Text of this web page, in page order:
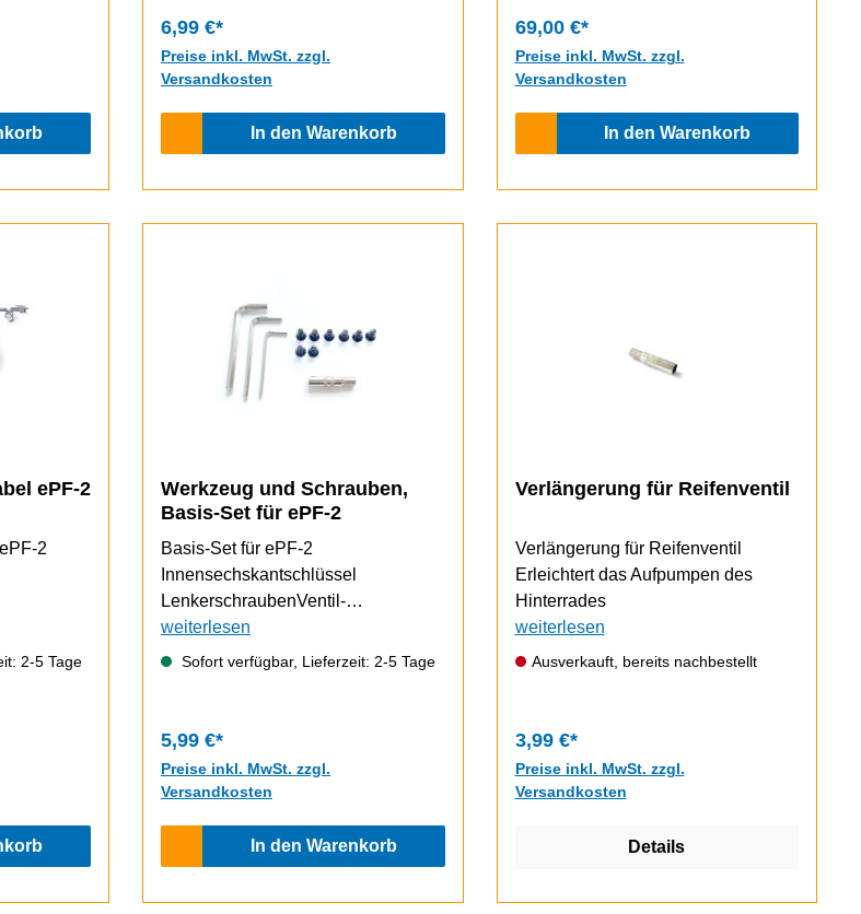
6,99 €*
Preise inkl. MwSt. zzgl.
Versandkosten
In den Warenkorb
69,00 €*
Preise inkl. MwSt. zzgl.
Versandkosten
In den Warenkorb
ePF-2
ePF-2
2-5 Tage
Werkzeug und Schrauben,
Basis-Set für ePF-2
Basis-Set für ePF-2
Innensechskantschlüssel
LenkerschraubenVentil-
Verlängerung
weiterlesen
Sofort verfügbar, Lieferzeit: 2-5 Tage
5,99 €*
Preise inkl. MwSt. zzgl.
Versandkosten
In den Warenkorb
Verlängerung für Reifenventil
Verlängerung für Reifenventil
Erleichtert das Aufpumpen des
Hinterrades
weiterlesen
Ausverkauft, bereits nachbestellt
3,99 €*
Preise inkl. MwSt. zzgl.
Versandkosten
Details